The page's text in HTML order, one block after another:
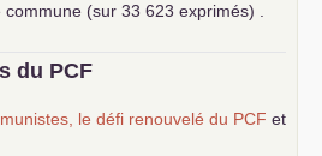
(sur 33 623 exprimés) .
du PCF
le défi renouvelé du PCF et